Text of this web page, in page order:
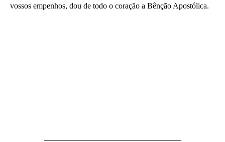
vossos empenhos, dou de todo o coração a Bênção Apostólica.